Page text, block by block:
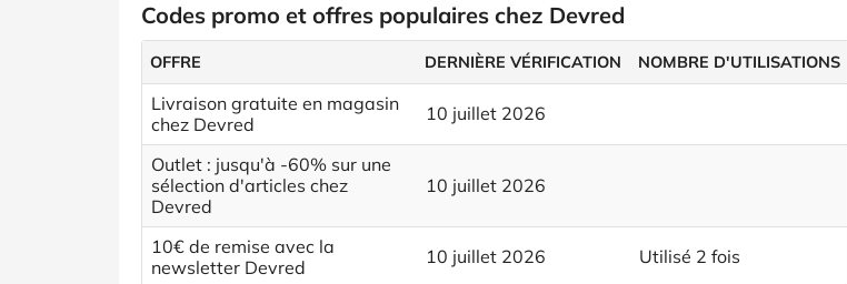
Codes promo et offres populaires chez Devred
OFFRE DERNIÈRE VÉRIFICATION NOMBRE D'UTILISATIONS
Livraison gratuite en magasin
chez Devred
10 juillet 2026
Outlet : jusqu'à -60% sur une
sélection d'articles chez
Devred
10 juillet 2026
10€ de remise avec la
newsletter Devred
10 juillet 2026 Utilisé 2 fois